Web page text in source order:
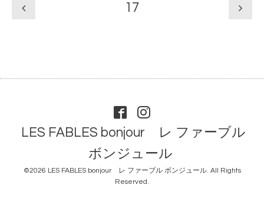
17
LES FABLES bonjour レ ファーブル
ボンジュール
©2026 LES FABLES bonjour レ ファーブル ボンジュール. All Rights
Reserved.